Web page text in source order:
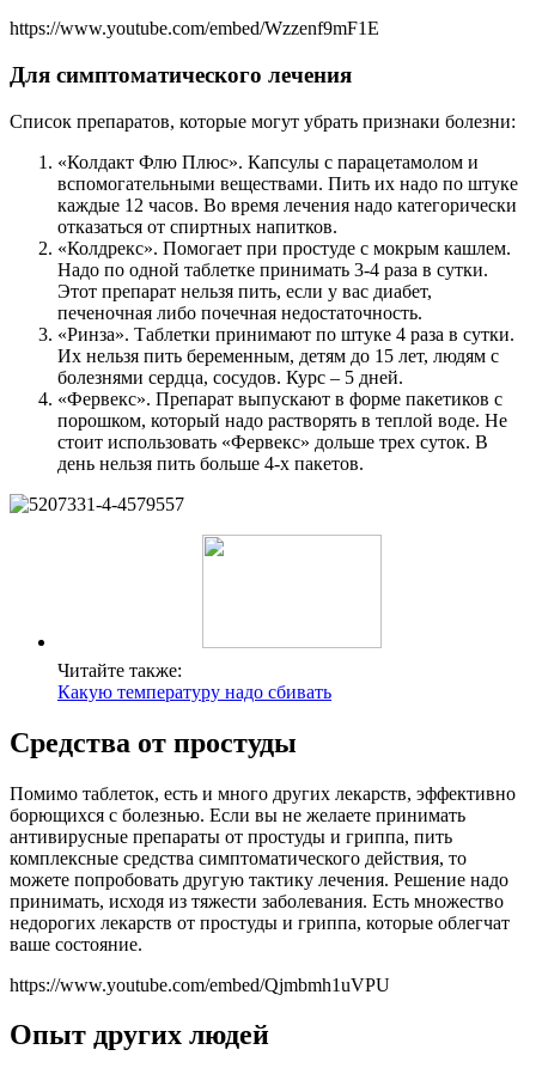
https://www.youtube.com/embed/Wzzenf9mF1E
Для симптоматического лечения
Список препаратов, которые могут убрать признаки болезни:
«Колдакт Флю Плюс». Капсулы с парацетамолом и
вспомогательными веществами. Пить их надо по штуке
каждые 12 часов. Во время лечения надо категорически
отказаться от спиртных напитков.
«Колдрекс». Помогает при простуде с мокрым кашлем.
Надо по одной таблетке принимать 3-4 раза в сутки.
Этот препарат нельзя пить, если у вас диабет,
печеночная либо почечная недостаточность.
«Ринза». Таблетки принимают по штуке 4 раза в сутки.
Их нельзя пить беременным, детям до 15 лет, людям с
болезнями сердца, сосудов. Курс – 5 дней.
«Фервекс». Препарат выпускают в форме пакетиков с
порошком, который надо растворять в теплой воде. Не
стоит использовать «Фервекс» дольше трех суток. В
день нельзя пить больше 4-х пакетов.
Читайте также:
Какую температуру надо сбивать
Средства от простуды
Помимо таблеток, есть и много других лекарств, эффективно
борющихся с болезнью. Если вы не желаете принимать
антивирусные препараты от простуды и гриппа, пить
комплексные средства симптоматического действия, то
можете попробовать другую тактику лечения. Решение надо
принимать, исходя из тяжести заболевания. Есть множество
недорогих лекарств от простуды и гриппа, которые облегчат
ваше состояние.
https://www.youtube.com/embed/Qjmbmh1uVPU
Опыт других людей